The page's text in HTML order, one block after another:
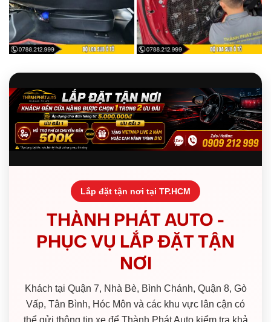
Lắp đặt tận nơi tại TP.HCM
THÀNH PHÁT AUTO -
PHỤC VỤ LẮP ĐẶT TẬN
NƠI
Khách tại Quận 7, Nhà Bè, Bình Chánh, Quận 8, Gò
Vấp, Tân Bình, Hóc Môn và các khu vực lân cận có
thể gửi thông tin xe để Thành Phát Auto kiểm tra khả